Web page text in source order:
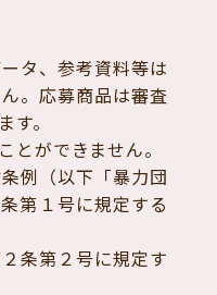
、参考資料等は
。応募商品は審査
。
ができません。
（以下「暴力団
第１号に規定する
第２号に規定す